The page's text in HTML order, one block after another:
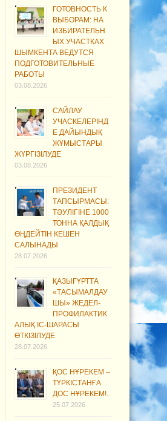
ГОТОВНОСТЬ К
ВЫБОРАМ: НА
ИЗБИРАТЕЛЬН
ЫХ УЧАСТКАХ
ШЫМКЕНТА ВЕДУТСЯ
ПОДГОТОВИТЕЛЬНЫЕ
РАБОТЫ
03.08.2026
САЙЛАУ
УЧАСКЕЛЕРІНД
Е ДАЙЫНДЫҚ
ЖҰМЫСТАРЫ
ЖҮРГІЗІЛУДЕ
03.08.2026
ПРЕЗИДЕНТ
ТАПСЫРМАСЫ:
ТӘУЛІГІНЕ 1000
ТОННА ҚАЛДЫҚ
ӨҢДЕЙТІН КЕШЕН
САЛЫНАДЫ
28.07.2026
ҚАЗЫҒҰРТТА
«ТАСЫМАЛДАУ
ШЫ» ЖЕДЕЛ-
ПРОФИЛАКТИК
АЛЫҚ ІС-ШАРАСЫ
ӨТКІЗІЛУДЕ
28.07.2026
ҚОС НҰРЕКЕМ –
ТҮРКІСТАНҒА
ДОС НҰРЕКЕМ!..
25.07.2026